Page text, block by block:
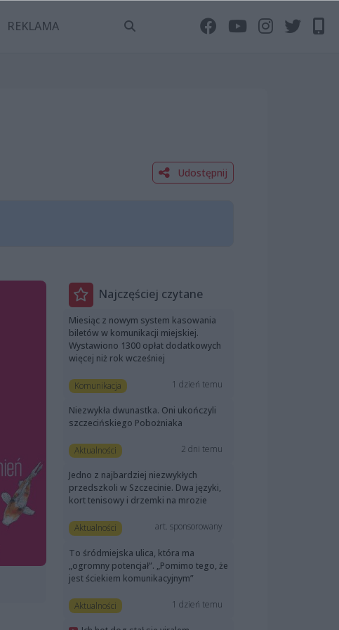
REKLAMA
Udostępnij
Najczęściej czytane
Miesiąc z nowym system kasowania
biletów w komunikacji miejskiej.
Wystawiono 1300 opłat dodatkowych
więcej niż rok wcześniej
Komunikacja 1 dzień temu
Niezwykła dwunastka. Oni ukończyli
szczecińskiego Pobożniaka
Aktualności 2 dni temu
Jedno z najbardziej niezwykłych
przedszkoli w Szczecinie. Dwa języki,
kort tenisowy i drzemki na mrozie
Aktualności art. sponsorowany
To śródmiejska ulica, która ma
„ogromny potencjał”. „Pomimo tego, że
jest ściekiem komunikacyjnym”
Aktualności 1 dzień temu